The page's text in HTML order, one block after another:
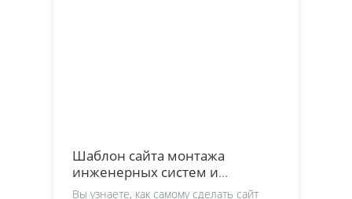
Шаблон сайта монтажа
инженерных систем и
водосточных систем
Вы узнаете, как самому сделать сайт